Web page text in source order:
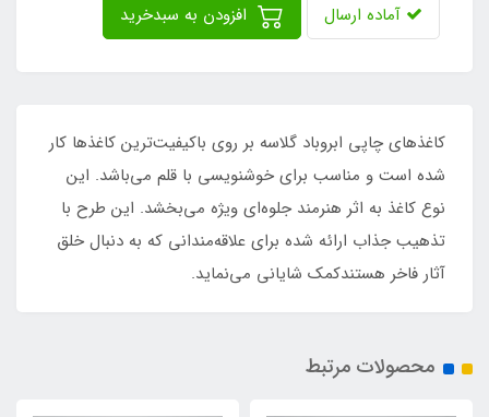
آماده ارسال
کاغذهای چاپی ابروباد گلاسه بر روی باکیفیت‌ترین کاغذها کار
شده است و مناسب برای خوشنویسی با قلم می‌باشد. این
نوع کاغذ به اثر هنرمند جلوه‌ای ویژه می‌بخشد. این طرح با
تذهیب جذاب ارائه شده برای علاقه‌مندانی که به دنبال خلق
آثار فاخر هستندکمک شایانی می‌نماید.
محصولات مرتبط